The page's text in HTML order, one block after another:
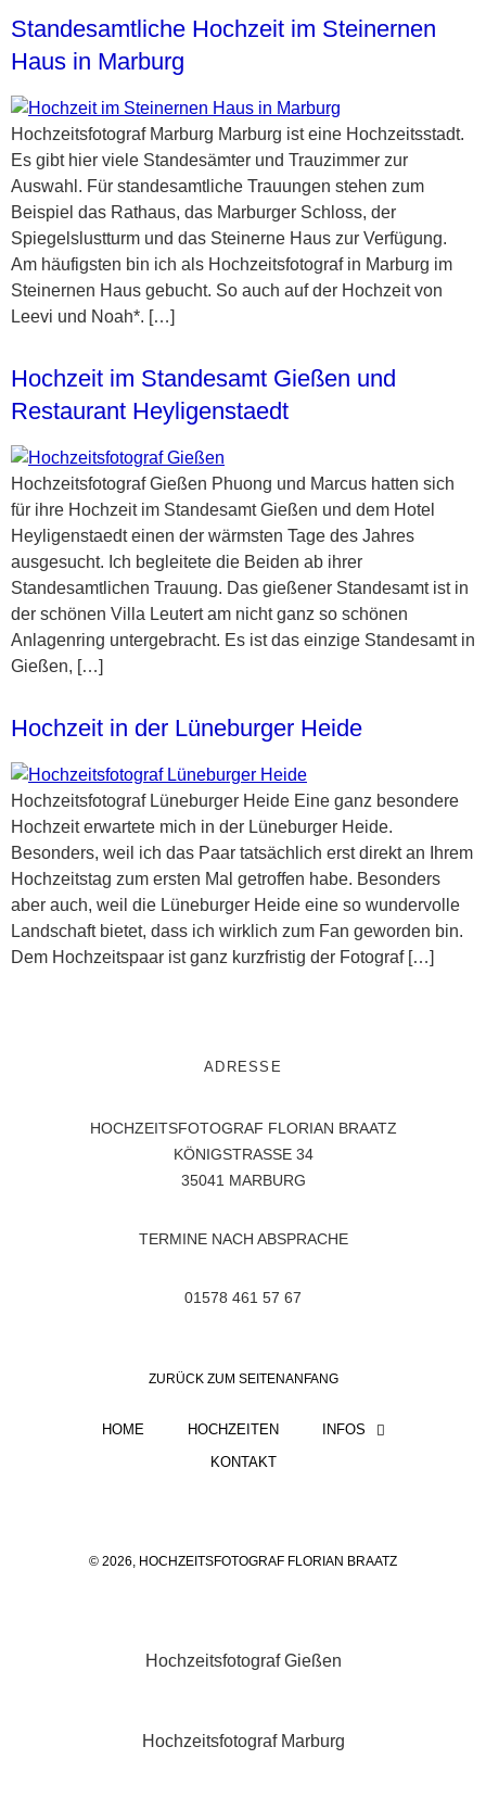
Standesamtliche Hochzeit im Steinernen
Haus in Marburg
Hochzeitsfotograf Marburg Marburg ist eine Hochzeitsstadt.
Es gibt hier viele Standesämter und Trauzimmer zur
Auswahl. Für standesamtliche Trauungen stehen zum
Beispiel das Rathaus, das Marburger Schloss, der
Spiegelslustturm und das Steinerne Haus zur Verfügung.
Am häufigsten bin ich als Hochzeitsfotograf in Marburg im
Steinernen Haus gebucht. So auch auf der Hochzeit von
Leevi und Noah*. […]
Hochzeit im Standesamt Gießen und
Restaurant Heyligenstaedt
Hochzeitsfotograf Gießen Phuong und Marcus hatten sich
für ihre Hochzeit im Standesamt Gießen und dem Hotel
Heyligenstaedt einen der wärmsten Tage des Jahres
ausgesucht. Ich begleitete die Beiden ab ihrer
Standesamtlichen Trauung. Das gießener Standesamt ist in
der schönen Villa Leutert am nicht ganz so schönen
Anlagenring untergebracht. Es ist das einzige Standesamt in
Gießen, […]
Hochzeit in der Lüneburger Heide
Hochzeitsfotograf Lüneburger Heide Eine ganz besondere
Hochzeit erwartete mich in der Lüneburger Heide.
Besonders, weil ich das Paar tatsächlich erst direkt an Ihrem
Hochzeitstag zum ersten Mal getroffen habe. Besonders
aber auch, weil die Lüneburger Heide eine so wundervolle
Landschaft bietet, dass ich wirklich zum Fan geworden bin.
Dem Hochzeitspaar ist ganz kurzfristig der Fotograf […]
ADRESSE
HOCHZEITSFOTOGRAF FLORIAN BRAATZ
KÖNIGSTRASSE 34
35041 MARBURG
TERMINE NACH ABSPRACHE
01578 461 57 67
ZURÜCK ZUM SEITENANFANG
HOME HOCHZEITEN
INFOS
KONTAKT
© 2026, HOCHZEITSFOTOGRAF FLORIAN BRAATZ
Hochzeitsfotograf Gießen
Hochzeitsfotograf Marburg